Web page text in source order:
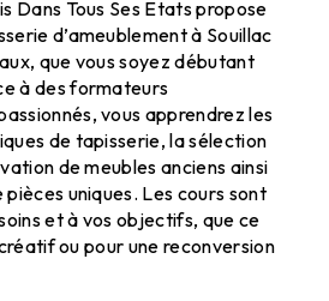
Dans Tous Ses Etats propose
d’ameublement à Souillac
que vous soyez débutant
à des formateurs
vous apprendrez les
de tapisserie, la sélection
de meubles anciens ainsi
uniques. Les cours sont
et à vos objectifs, que ce
ou pour une reconversion